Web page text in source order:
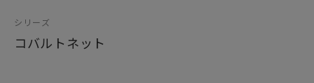
シリーズ
コバルトネット